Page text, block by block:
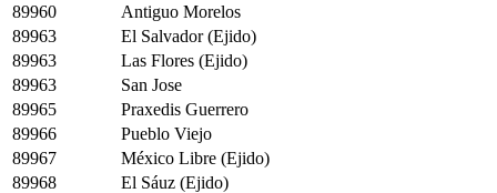
89960
Antiguo Morelos
89963
El Salvador (Ejido)
89963
Las Flores (Ejido)
89963
San Jose
89965
Praxedis Guerrero
89966
Pueblo Viejo
89967
México Libre (Ejido)
89968
El Sáuz (Ejido)